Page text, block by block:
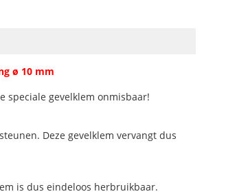
ø 10 mm
speciale gevelklem onmisbaar!
Deze gevelklem vervangt dus
is dus eindeloos herbruikbaar.